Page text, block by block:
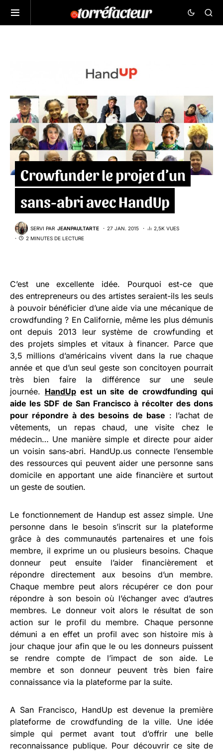
Crowfunder le projet d’un
sans-abri avec HandUp
SERVI PAR JEANPAULTARTE 27 JAN. 2015
2,5K VUES
2 MINUTES DE LECTURE
C’est une excellente idée. Pourquoi est-ce que
des entrepreneurs ou des artistes seraient-ils les seuls
à pouvoir bénéficier d’une aide via une mécanique de
crowdfunding ? En Californie, même les plus démunis
ont depuis 2013 leur système de crowfunding et
des projets simples et vitaux à financer. Parce que
3,5 millions d’américains vivent dans la rue chaque
année et que d’un seul geste son concitoyen pourrait
très bien faire la différence sur une seule
journée. HandUpest un site de crowdfunding qui
aide les SDF de San Francisco à récolter des dons
pour répondre à des besoins de base : l’achat de
vêtements, un repas chaud, une visite chez le
médecin… Une manière simple et directe pour aider
un voisin sans-abri. HandUp.us connecte l’ensemble
des ressources qui peuvent aider une personne sans
domicile en apportant une aide financière et surtout
un geste de soutien.
Le fonctionnement de Handup est assez simple. Une
personne dans le besoin s’inscrit sur la plateforme
grâce à des communautés partenaires et une fois
membre, il exprime un ou plusieurs besoins. Chaque
donneur peut ensuite l’aider financièrement et
répondre directement aux besoins d’un membre.
Chaque membre peut alors récupérer ce don pour
répondre à son besoin où l’échanger avec d’autres
membres. Le donneur voit alors le résultat de son
action sur le profil du membre. Chaque personne
démuni a en effet un profil avec son histoire mis à
jour chaque jour afin que le ou les donneurs puissent
se rendre compte de l’impact de son aide. Le
membre et son donneur peuvent très bien faire
connaissance via la plateforme par la suite.
A San Francisco, HandUp est devenue la première
plateforme de crowdfunding de la ville. Une idée
simple qui permet avant tout d’offrir une belle
reconnaissance publique. Pour découvrir ce site de